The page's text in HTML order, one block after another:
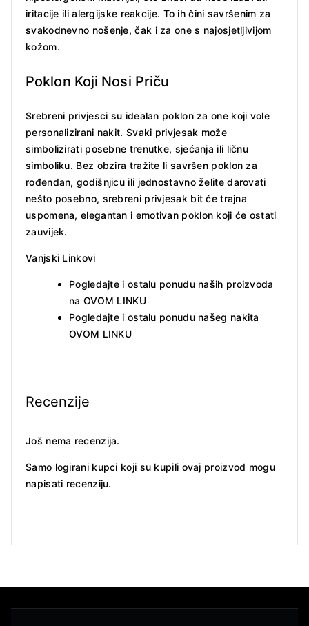
iritacije ili alergijske reakcije. To ih čini savršenim za
svakodnevno nošenje, čak i za one s najosjetljivijom
kožom.
Poklon Koji Nosi Priču
Srebreni privjesci su idealan poklon za one koji vole
personalizirani nakit. Svaki privjesak može
simbolizirati posebne trenutke, sjećanja ili ličnu
simboliku. Bez obzira tražite li savršen poklon za
rođendan, godišnjicu ili jednostavno želite darovati
nešto posebno, srebreni privjesak bit će trajna
uspomena, elegantan i emotivan poklon koji će ostati
zauvijek.
Vanjski Linkovi
Pogledajte i ostalu ponudu naših proizvoda
na OVOM LINKU
Pogledajte i ostalu ponudu našeg nakita
OVOM LINKU
Recenzije
Još nema recenzija.
Samo logirani kupci koji su kupili ovaj proizvod mogu
napisati recenziju.